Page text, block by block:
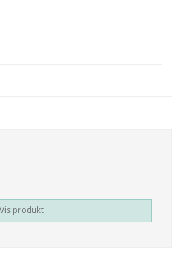
Vis produkt